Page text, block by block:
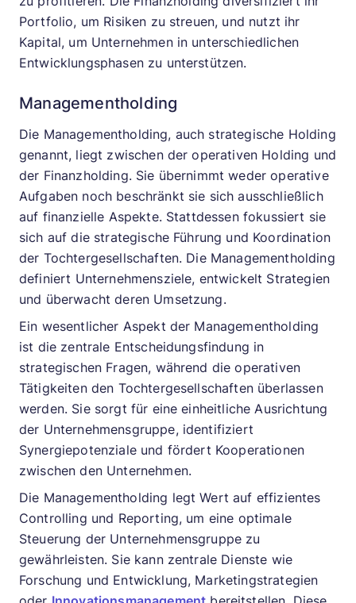
Portfolio, um Risiken zu streuen, und nutzt ihr
Kapital, um Unternehmen in unterschiedlichen
Entwicklungsphasen zu unterstützen.
Managementholding
Die Managementholding, auch strategische Holding
genannt, liegt zwischen der operativen Holding und
der Finanzholding. Sie übernimmt weder operative
Aufgaben noch beschränkt sie sich ausschließlich
auf finanzielle Aspekte. Stattdessen fokussiert sie
sich auf die strategische Führung und Koordination
der Tochtergesellschaften. Die Managementholding
definiert Unternehmensziele, entwickelt Strategien
und überwacht deren Umsetzung.
Ein wesentlicher Aspekt der Managementholding
ist die zentrale Entscheidungsfindung in
strategischen Fragen, während die operativen
Tätigkeiten den Tochtergesellschaften überlassen
werden. Sie sorgt für eine einheitliche Ausrichtung
der Unternehmensgruppe, identifiziert
Synergiepotenziale und fördert Kooperationen
zwischen den Unternehmen.
Die Managementholding legt Wert auf effizientes
Controlling und Reporting, um eine optimale
Steuerung der Unternehmensgruppe zu
gewährleisten. Sie kann zentrale Dienste wie
Forschung und Entwicklung, Marketingstrategien